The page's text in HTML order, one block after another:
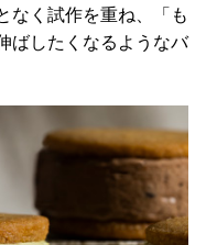
なく試作を重ね、「も
ばしたくなるようなバ